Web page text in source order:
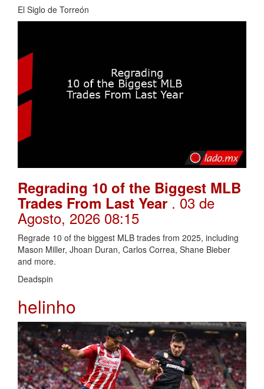
El Siglo de Torreón
Regrading 10 of the Biggest MLB
Trades From Last Year. 03 de
Agosto, 2026 08:15
Regrade 10 of the biggest MLB trades from 2025, including
Mason Miller, Jhoan Duran, Carlos Correa, Shane Bieber
and more.
Deadspin
helinho